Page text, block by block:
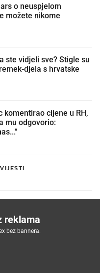
o neuspjelom
možete nikome
ste vidjeli sve? Stigle su
djela s hrvatske
komentirao cijene u RH,
mu odgovorio:
reklama
bez bannera.